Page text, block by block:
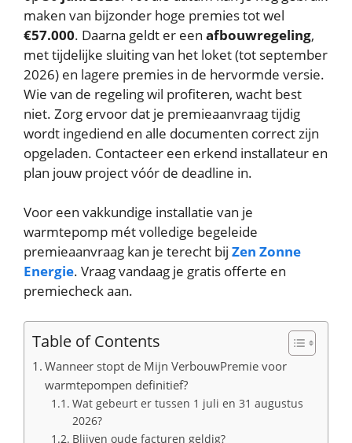
maken van bijzonder hoge premies tot wel
€57.000. Daarna geldt er een afbouwregeling,
met tijdelijke sluiting van het loket (tot september
2026) en lagere premies in de hervormde versie.
Wie van de regeling wil profiteren, wacht best
niet. Zorg ervoor dat je premieaanvraag tijdig
wordt ingediend en alle documenten correct zijn
opgeladen. Contacteer een erkend installateur en
plan jouw project vóór de deadline in.
Voor een vakkundige installatie van je
warmtepomp mét volledige begeleide
premieaanvraag kan je terecht bij Zen Zonne
Energie. Vraag vandaag je gratis offerte en
premiecheck aan.
Table of Contents
Wanneer stopt de Mijn VerbouwPremie voor
warmtepompen definitief?
Wat gebeurt er tussen 1 juli en 31 augustus
2026?
Blijven oude facturen geldig?